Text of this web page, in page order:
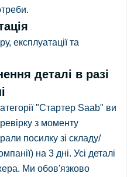
експлуатації та
деталі в разі
"Стартер Saab" ви
з моменту
посилку зі складу/
на 3 дні. Усі деталі
Ми обов'язково